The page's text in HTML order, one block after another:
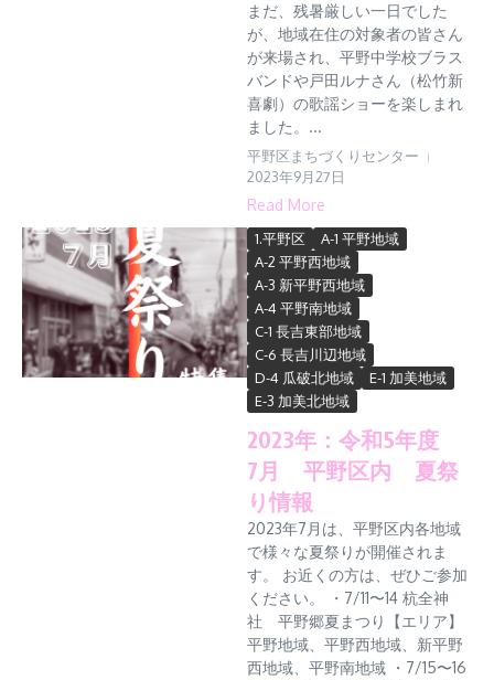
まだ、残暑厳しい一日でした
が、地域在住の対象者の皆さん
が来場され、平野中学校ブラス
バンドや戸田ルナさん（松竹新
喜劇）の歌謡ショーを楽しまれ
ました。...
平野区まちづくりセンター
2023年9月27日
Read More
1.平野区
A-1 平野地域
A-2 平野西地域
A-3 新平野西地域
A-4 平野南地域
C-1 長吉東部地域
C-6 長吉川辺地域
D-4 瓜破北地域
E-1 加美地域
E-3 加美北地域
2023年：令和5年度
7月 平野区内 夏祭
り情報
2023年7月は、平野区内各地域
で様々な夏祭りが開催されま
す。 お近くの方は、ぜひご参加
ください。 ・7/11〜14 杭全神
社 平野郷夏まつり【エリア】
平野地域、平野西地域、新平野
西地域、平野南地域 ・7/15〜16